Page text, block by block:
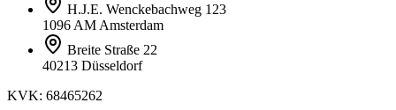
H.J.E. Wenckebachweg 123
1096 AM Amsterdam
Breite Straße 22
40213 Düsseldorf
KVK: 68465262